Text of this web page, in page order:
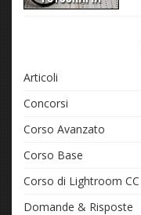
Articoli
Concorsi
Corso Avanzato
Corso Base
Corso di Lightroom CC
Domande & Risposte